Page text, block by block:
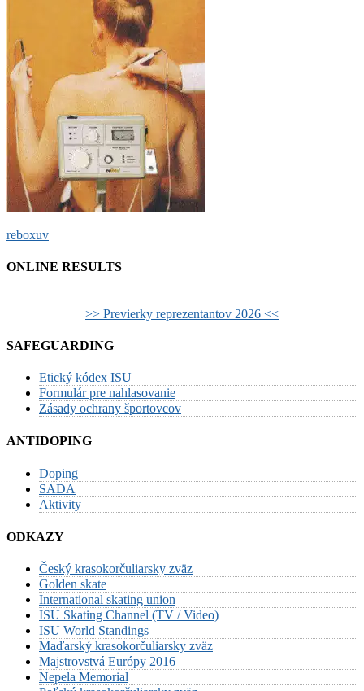
Post
navigation
reboxuv
ONLINE RESULTS
>> Previerky reprezentantov 2026 <<
SAFEGUARDING
Etický kódex ISU
Formulár pre nahlasovanie
Zásady ochrany športovcov
ANTIDOPING
Doping
SADA
Aktivity
ODKAZY
Český krasokorčuliarsky zväz
Golden skate
International skating union
ISU Skating Channel (TV / Video)
ISU World Standings
Maďarský krasokorčuliarsky zväz
Majstrovstvá Európy 2016
Nepela Memorial